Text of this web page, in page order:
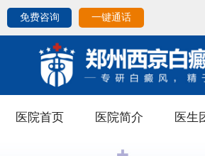
免费咨询 一键通话
医院首页 医院简介 医生